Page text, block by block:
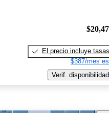
El precio incluye tasas
$387/mes
Verif. disponibilidad